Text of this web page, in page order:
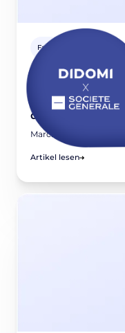
Fallstudien
Société
eine der
Hunderte ihrer
March 24, 2022
Artikel lesen